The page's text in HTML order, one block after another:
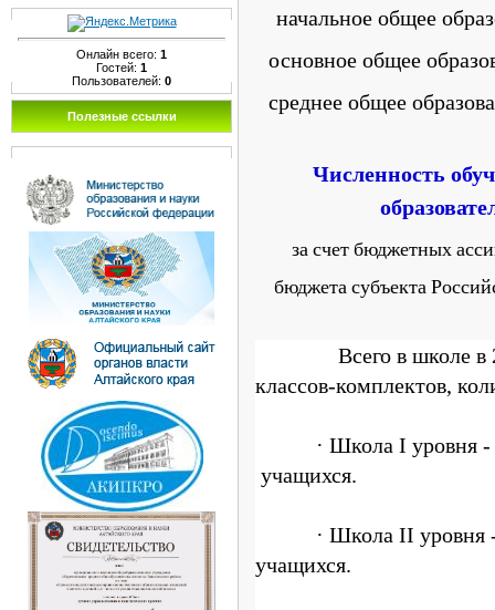
Онлайн всего: 1
Гостей: 1
Пользователей: 0
Полезные ссылки
начальное общее
основное общее
среднее общее
Численность
за счет бюджетных
бюджета субъекта
Всего в школе в
классов-комплектов,
· Школа I уровня - 4
учащихся.
· Школа II уровня - 5
учащихся.